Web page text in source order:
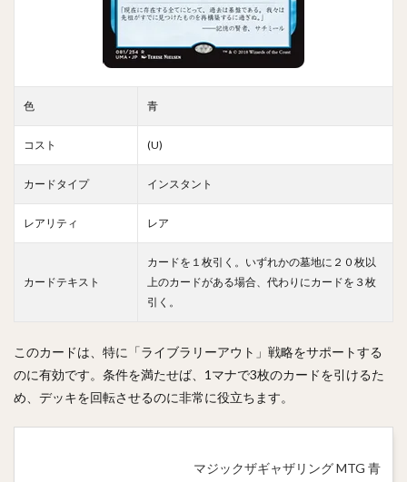
色 青
コスト (U)
カードタイプ インスタント
レアリティ レア
カードテキスト
カードを１枚引く。いずれかの墓地に２０枚以
上のカードがある場合、代わりにカードを３枚
引く。
このカードは、特に「ライブラリーアウト」戦略をサポートする
のに有効です。条件を満たせば、1マナで3枚のカードを引けるた
め、デッキを回転させるのに非常に役立ちます。
マジックザギャザリング MTG 青